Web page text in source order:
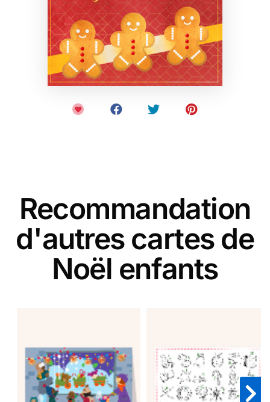
Recommandation
d'autres cartes de
Noël enfants